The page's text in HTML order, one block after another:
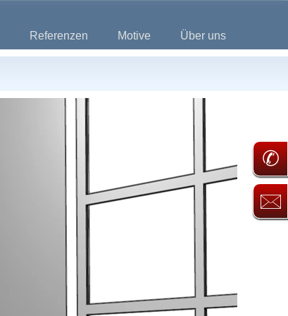
Referenzen Motive Über uns
✆
🖂